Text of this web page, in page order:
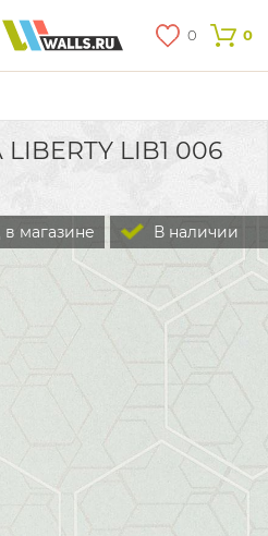
0 0
LIB1 006
В наличии
магазине